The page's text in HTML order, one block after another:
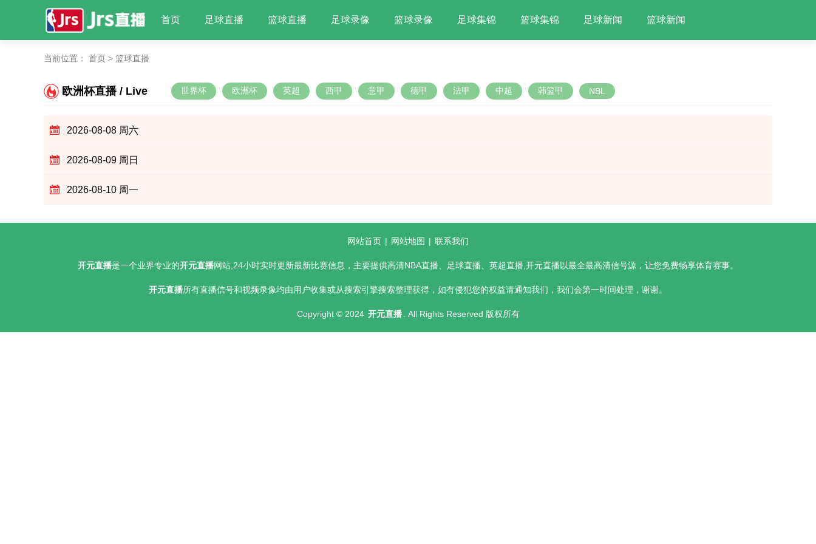
首页 足球直播 篮球直播 足球录像 篮球录像 足球集锦 篮球集锦 足球新闻 篮球新闻
当前位置： 首页 > 篮球直播
欧洲杯直播 / Live 世界杯 欧洲杯 英超 西甲 意甲 德甲 法甲 中超 韩篮甲 NBL
2026-08-08 周六
2026-08-09 周日
2026-08-10 周一
网站首页 | 网站地图 | 联系我们
开元直播是一个业界专业的开元直播网站,24小时实时更新最新比赛信息，主要提供高清NBA直播、足球直播、英超直播,开元直播以最全最高清信号源，让您免费畅享体育赛事。
开元直播所有直播信号和视频录像均由用户收集或从搜索引擎搜索整理获得，如有侵犯您的权益请通知我们，我们会第一时间处理，谢谢。
Copyright © 2024 开元直播 . All Rights Reserved 版权所有